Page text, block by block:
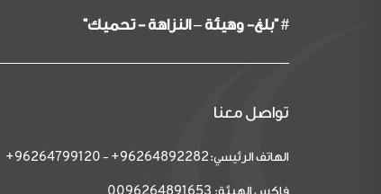
# "بلغ- وهيئة – النزاهة - تحميك"
تواصل معنا
الهاتف الرئيسي: 96264892282+
-
96264799120+
فاكس الهيئة: